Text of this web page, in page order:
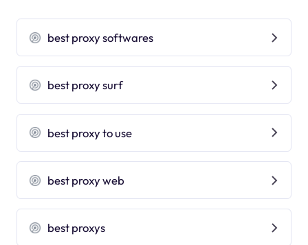
best proxy softwares
best proxy surf
best proxy to use
best proxy web
best proxys